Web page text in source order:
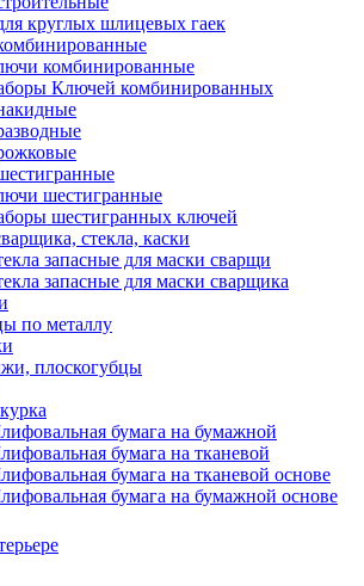
круглых шлицевых гаек
комбинированные
Ключей комбинированных
шестигранные
шестигранных ключей
стекла, каски
запасные для маски сварщи
запасные для маски сварщика
по металлу
плоскогубцы
бумага на бумажной
бумага на тканевой
бумага на тканевой основе
бумага на бумажной основе